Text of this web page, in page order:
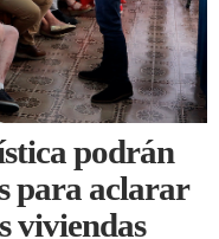
podrán
para aclarar
viviendas